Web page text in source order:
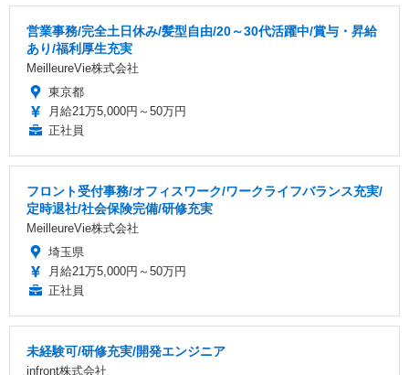
営業事務/完全土日休み/髪型自由/20～30代活躍中/賞与・昇給
あり/福利厚生充実
MeilleureVie株式会社
東京都
月給21万5,000円～50万円
正社員
フロント受付事務/オフィスワーク/ワークライフバランス充実/
定時退社/社会保険完備/研修充実
MeilleureVie株式会社
埼玉県
月給21万5,000円～50万円
正社員
未経験可/研修充実/開発エンジニア
infront株式会社